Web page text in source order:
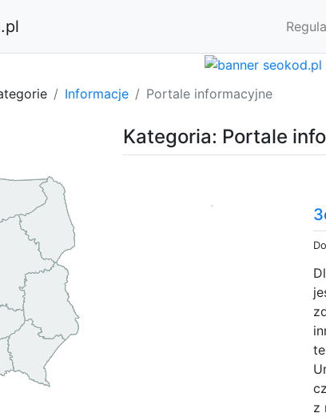
Informacje Portale informacyjne
Kategoria: Portale
z